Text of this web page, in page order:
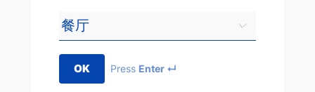
OK Press Enter ↵